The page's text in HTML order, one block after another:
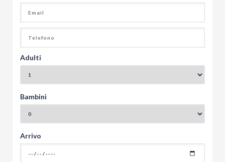
Adulti
Bambini
Arrivo